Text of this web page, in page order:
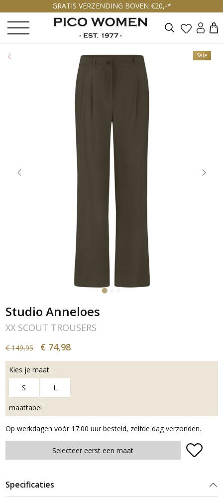
GRATIS VERZENDING BOVEN €20,-*
Zoeken
Sale
Studio Anneloes
XX SCOUT TROUSERS
€ 149,95 € 74,98
Kies je maat
S
L
maattabel
Op werkdagen vóór 17:00 uur besteld, zelfde dag verzonden.
Plaats in winkelmand
Selecteer eerst een maat
Specificaties